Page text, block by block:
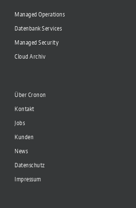
Managed Operations
Datenbank Services
Managed Security
Cloud Archiv
Über Cronon
Kontakt
Jobs
Kunden
News
Datenschutz
Impressum